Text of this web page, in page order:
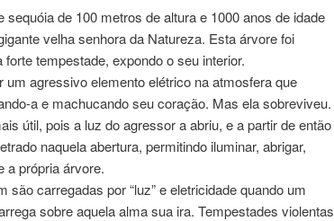
de 100 metros de altura e 1000 anos de idade
velha senhora da Natureza. Esta árvore foi
tempestade, expondo o seu interior.
um agressivo elemento elétrico na atmosfera que
a e machucando seu coração. Mas ela sobreviveu.
útil, pois a luz do agressor a abriu, e a partir de então
naquela abertura, permitindo iluminar, abrigar,
a própria árvore.
são carregadas por “luz” e eletricidade quando um
sobre aquela alma sua ira. Tempestades violentas